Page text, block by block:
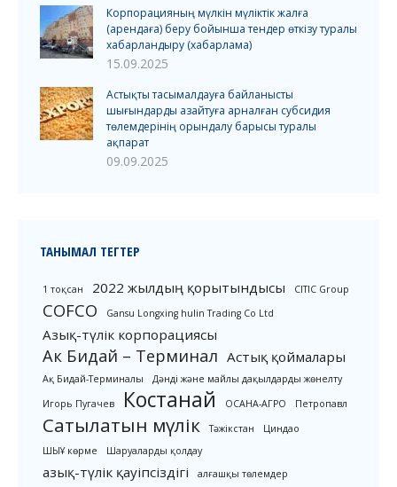
Корпорацияның мүлкін мүліктік жалға
(арендаға) беру бойынша тендер өткізу туралы
хабарландыру (хабарлама)
15.09.2025
Астықты тасымалдауға байланысты
шығындарды азайтуға арналған субсидия
төлемдерінің орындалу барысы туралы
ақпарат
09.09.2025
ТАНЫМАЛ ТЕГТЕР
1 тоқсан 2022 жылдың қорытындысы CITIC Group
COFCO Gansu Longxing hulin Trading Co Ltd
Азық-түлік корпорациясы
Ак Бидай – Терминал Астық қоймалары
Ақ Бидай-Терминалы
Дәнді және майлы дақылдарды жөнелту
Игорь Пугачев
Костанай ОСАНА-АГРО Петропавл
Сатылатын мүлік Тәжікстан
Циндао
ШЫҰ көрме
Шаруаларды қолдау
азық-түлік қауіпсіздігі
алғашқы төлемдер